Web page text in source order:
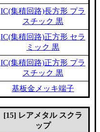
IC(集積回路)長方形 プラ
スチック 黒
IC(集積回路)正方形 セラ
ミック 黒
IC(集積回路)正方形 プラ
スチック 黒
基板金メッキ端子
[15] レアメタル スクラ
ップ